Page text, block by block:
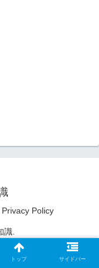
Privacy Policy
識.
トップ サイドバー